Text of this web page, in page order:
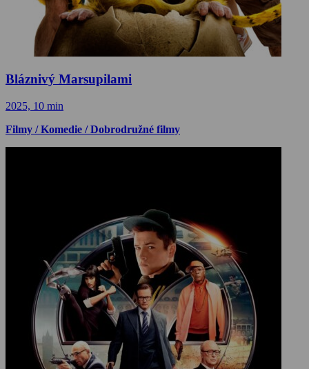
Bláznivý Marsupilami
2025, 10 min
Filmy / Komedie / Dobrodružné filmy